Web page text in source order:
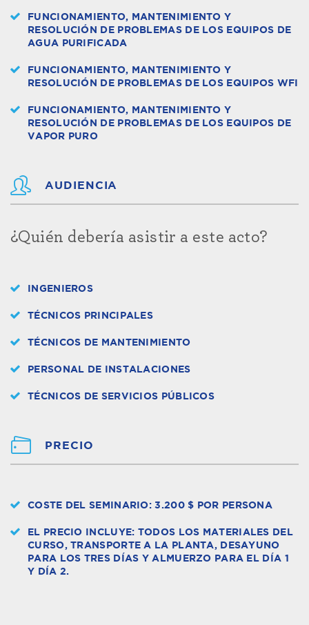
FUNCIONAMIENTO, MANTENIMIENTO Y
RESOLUCIÓN DE PROBLEMAS DE LOS EQUIPOS DE
AGUA PURIFICADA
FUNCIONAMIENTO, MANTENIMIENTO Y
RESOLUCIÓN DE PROBLEMAS DE LOS EQUIPOS WFI
FUNCIONAMIENTO, MANTENIMIENTO Y
RESOLUCIÓN DE PROBLEMAS DE LOS EQUIPOS DE
VAPOR PURO
AUDIENCIA
¿Quién debería asistir a este acto?
INGENIEROS
TÉCNICOS PRINCIPALES
TÉCNICOS DE MANTENIMIENTO
PERSONAL DE INSTALACIONES
TÉCNICOS DE SERVICIOS PÚBLICOS
PRECIO
COSTE DEL SEMINARIO: 3.200 $ POR PERSONA
EL PRECIO INCLUYE: TODOS LOS MATERIALES DEL
CURSO, TRANSPORTE A LA PLANTA, DESAYUNO
PARA LOS TRES DÍAS Y ALMUERZO PARA EL DÍA 1
Y DÍA 2.